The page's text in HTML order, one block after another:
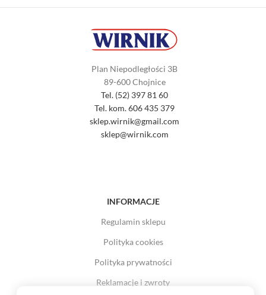
Plan Niepodległości 3B
89-600 Chojnice
Tel. (52) 397 81 60
Tel. kom. 606 435 379
sklep.wirnik@gmail.com
sklep@wirnik.com
INFORMACJE
Regulamin sklepu
Polityka cookies
Polityka prywatności
Reklamacje i zwroty